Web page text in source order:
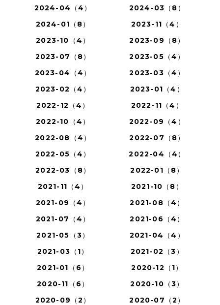
2024-04（4）
2024-03（8）
2024-01（8）
2023-11（4）
2023-10（4）
2023-09（8）
2023-07（8）
2023-05（4）
2023-04（4）
2023-03（4）
2023-02（4）
2023-01（4）
2022-12（4）
2022-11（4）
2022-10（4）
2022-09（4）
2022-08（4）
2022-07（8）
2022-05（4）
2022-04（4）
2022-03（8）
2022-01（8）
2021-11（4）
2021-10（8）
2021-09（4）
2021-08（4）
2021-07（4）
2021-06（4）
2021-05（3）
2021-04（4）
2021-03（1）
2021-02（3）
2021-01（6）
2020-12（1）
2020-11（6）
2020-10（3）
2020-09（2）
2020-07（2）